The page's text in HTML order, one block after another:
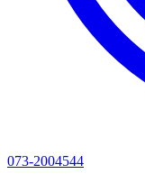
073-2004544